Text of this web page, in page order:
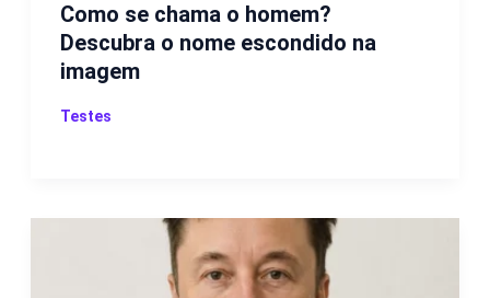
Como se chama o homem?
Descubra o nome escondido na
imagem
Testes